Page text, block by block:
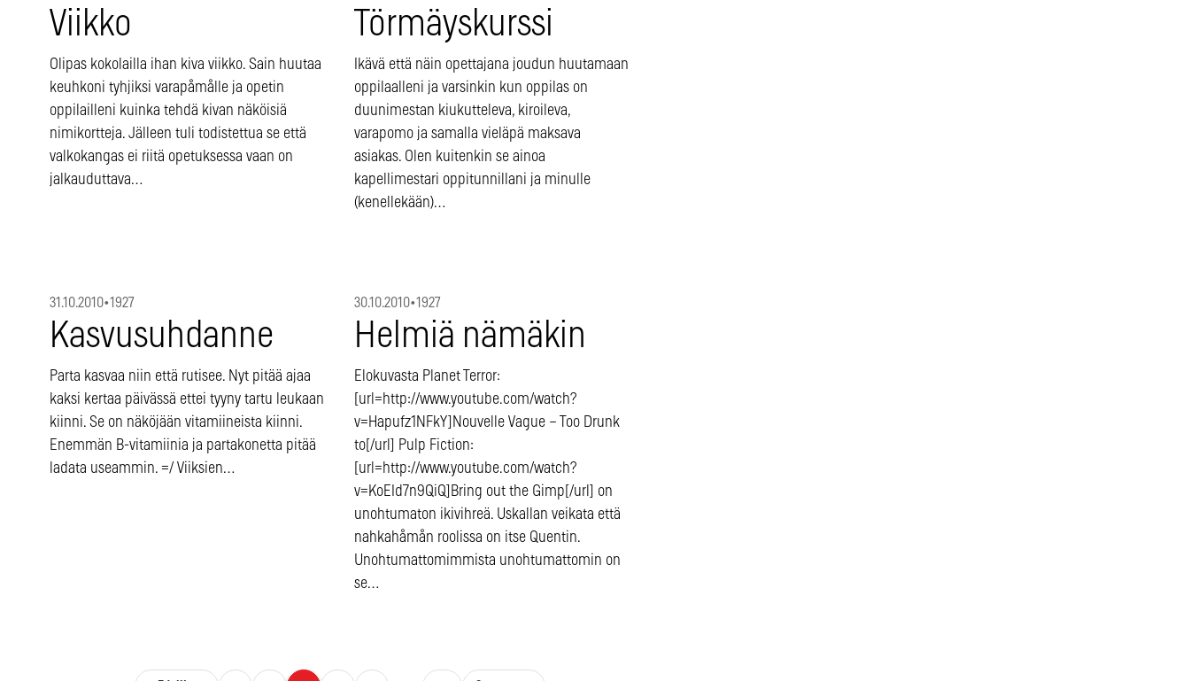
Viikko
Olipas kokolailla ihan kiva viikko. Sain huutaa
keuhkoni tyhjiksi varapåmålle ja opetin
oppilailleni kuinka tehdä kivan näköisiä
nimikortteja. Jälleen tuli todistettua se että
valkokangas ei riitä opetuksessa vaan on
jalkauduttava…
Törmäyskurssi
Ikävä että näin opettajana joudun huutamaan
oppilaalleni ja varsinkin kun oppilas on
duunimestan kiukutteleva, kiroileva,
varapomo ja samalla vieläpä maksava
asiakas. Olen kuitenkin se ainoa
kapellimestari oppitunnillani ja minulle
(kenellekään)…
31.10.2010•1927
Kasvusuhdanne
Parta kasvaa niin että rutisee. Nyt pitää ajaa
kaksi kertaa päivässä ettei tyyny tartu leukaan
kiinni. Se on näköjään vitamiineista kiinni.
Enemmän B-vitamiinia ja partakonetta pitää
ladata useammin. =/ Viiksien…
30.10.2010•1927
Helmiä nämäkin
Elokuvasta Planet Terror:
[url=http://www.youtube.com/watch?
v=Hapufz1NFkY]Nouvelle Vague – Too Drunk
to[/url] Pulp Fiction:
[url=http://www.youtube.com/watch?
v=KoEId7n9QiQ]Bring out the Gimp[/url] on
unohtumaton ikivihreä. Uskallan veikata että
nahkahåmån roolissa on itse Quentin.
Unohtumattomimmista unohtumattomin on
se…